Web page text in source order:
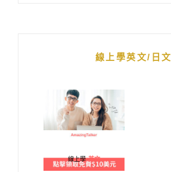
線上學英文/日文
線上學英文